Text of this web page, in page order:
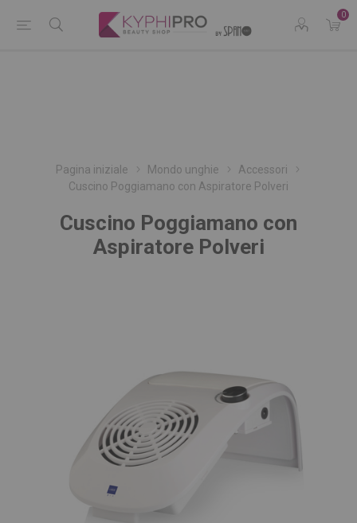
0
Pagina iniziale Mondo unghie
Accessori
Cuscino Poggiamano con Aspiratore Polveri
Cuscino Poggiamano con
Aspiratore Polveri